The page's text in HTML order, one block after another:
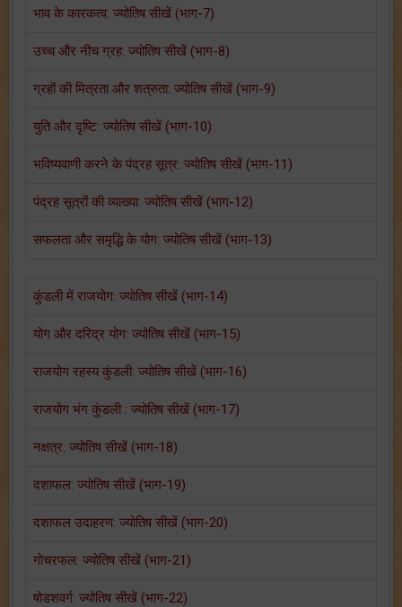
भाव के कारकत्व: ज्योतिष सीखें (भाग-7)
उच्च और नीच ग्रह: ज्योतिष सीखें (भाग-8)
ग्रहों की मित्रता और शत्रुता: ज्योतिष सीखें (भाग-9)
युति और दृष्टि: ज्योतिष सीखें (भाग-10)
भविष्यवाणी करने के पंद्रह सूत्र: ज्योतिष सीखें (भाग-11)
पंद्रह सूत्रों की व्याख्या: ज्योतिष सीखें (भाग-12)
सफलता और समृद्धि के योग: ज्योतिष सीखें (भाग-13)
कुंडली में राजयोग: ज्योतिष सीखें (भाग-14)
योग और दरिद्र योग: ज्योतिष सीखें (भाग-15)
राजयोग रहस्य कुंडली: ज्योतिष सीखें (भाग-16)
राजयोग भंग कुंडली : ज्योतिष सीखें (भाग-17)
नक्षत्र: ज्योतिष सीखें (भाग-18)
दशाफल: ज्योतिष सीखें (भाग-19)
दशाफल उदाहरण: ज्योतिष सीखें (भाग-20)
गोचरफल: ज्योतिष सीखें (भाग-21)
षोडशवर्ग: ज्योतिष सीखें (भाग-22)